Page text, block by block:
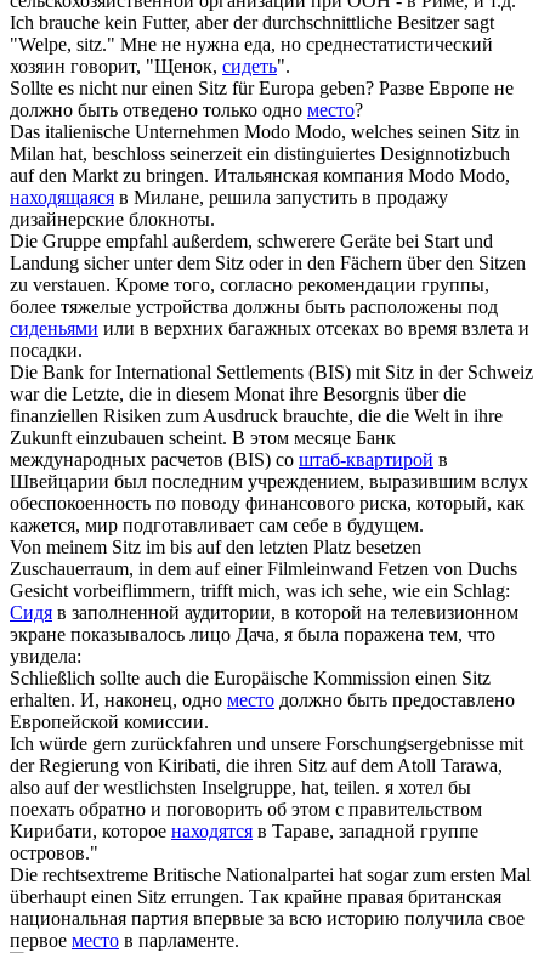
Ich brauche kein Futter, aber der durchschnittliche Besitzer sagt
"Welpe, sitz." Мне не нужна еда, но среднестатистический
хозяин говорит, "Щенок, сидеть".
Sollte es nicht nur einen Sitz für Europa geben? Разве Европе не
должно быть отведено только одно место?
Das italienische Unternehmen Modo Modo, welches seinen Sitz in
Milan hat, beschloss seinerzeit ein distinguiertes Designnotizbuch
auf den Markt zu bringen. Итальянская компания Modo Modo,
находящаяся в Милане, решила запустить в продажу
дизайнерские блокноты.
Die Gruppe empfahl außerdem, schwerere Geräte bei Start und
Landung sicher unter dem Sitz oder in den Fächern über den Sitzen
zu verstauen. Кроме того, согласно рекомендации группы,
более тяжелые устройства должны быть расположены под
сиденьями или в верхних багажных отсеках во время взлета и
посадки.
Die Bank for International Settlements (BIS) mit Sitz in der Schweiz
war die Letzte, die in diesem Monat ihre Besorgnis über die
finanziellen Risiken zum Ausdruck brauchte, die die Welt in ihre
Zukunft einzubauen scheint. В этом месяце Банк
международных расчетов (BIS) со штаб-квартирой в
Швейцарии был последним учреждением, выразившим вслух
обеспокоенность по поводу финансового риска, который, как
кажется, мир подготавливает сам себе в будущем.
Von meinem Sitz im bis auf den letzten Platz besetzen
Zuschauerraum, in dem auf einer Filmleinwand Fetzen von Duchs
Gesicht vorbeiflimmern, trifft mich, was ich sehe, wie ein Schlag:
Сидя в заполненной аудитории, в которой на телевизионном
экране показывалось лицо Дача, я была поражена тем, что
увидела:
Schließlich sollte auch die Europäische Kommission einen Sitz
erhalten. И, наконец, одно место должно быть предоставлено
Европейской комиссии.
Ich würde gern zurückfahren und unsere Forschungsergebnisse mit
der Regierung von Kiribati, die ihren Sitz auf dem Atoll Tarawa,
also auf der westlichsten Inselgruppe, hat, teilen. я хотел бы
поехать обратно и поговорить об этом с правительством
Кирибати, которое находятся в Тараве, западной группе
островов."
Die rechtsextreme Britische Nationalpartei hat sogar zum ersten Mal
überhaupt einen Sitz errungen. Так крайне правая британская
национальная партия впервые за всю историю получила свое
первое место в парламенте.